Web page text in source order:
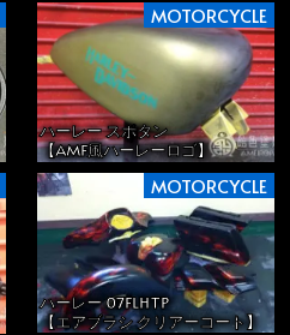
MOTORCYCLE
ハーレー スポタン
【AMF風ハーレーロゴ】
MOTORCYCLE
ハーレー 07FLHTP
【エアブラシ クリアーコート】